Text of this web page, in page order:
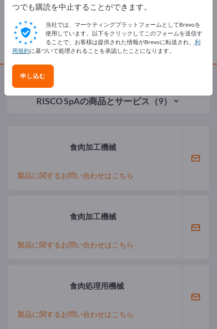
製品
RISCO SpAの商品とサービス（9）
食肉加工機械
製品に関するお問い合わせはこちら
食肉加工機械
製品に関するお問い合わせはこちら
食肉処理用機械
製品に関するお問い合わせはこちら
つでも購読を中止することができます。
当社では、マーケティングプラットフォームとしてBrevoを
使用しています。以下をクリックしてこのフォームを送信す
ることで、お客様は提供された情報がBrevoに転送され、 利
用規約に基づいて処理されることを承認したことになります。
申し込む